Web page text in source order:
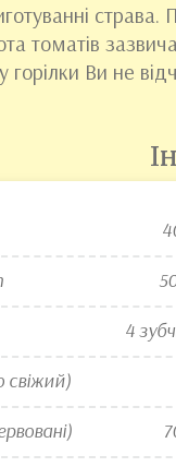
страва.
томатів
горілки Ви не
4
свіжий)